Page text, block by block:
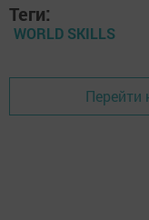
Теги:
WORLD SKILLS
Перейти